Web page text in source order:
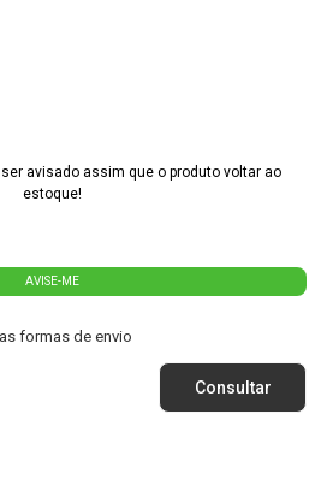
avisado assim que o produto voltar ao
estoque!
AVISE-ME
formas de envio